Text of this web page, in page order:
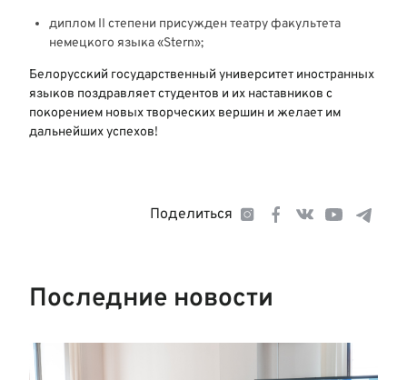
диплом II степени присужден театру факультета
немецкого языка «Stern»;
Белорусский государственный университет иностранных
языков поздравляет студентов и их наставников с
покорением новых творческих вершин и желает им
дальнейших успехов!
Поделиться
Последние новости